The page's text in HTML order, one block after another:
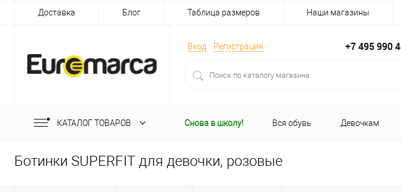
Доставка Блог Таблица размеров Наши магазины
Вход Регистрация +7 495 990
КАТАЛОГ ТОВАРОВ Снова в школу! Вся обувь Девочкам
Ботинки SUPERFIT для девочки, розовые